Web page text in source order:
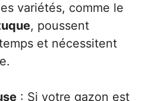
variétés, comme le
, poussent
et nécessitent
: Si votre gazon est